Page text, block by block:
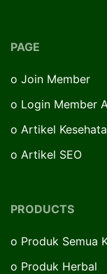
PAGE
o Join Member
o Login Member
o Artikel
o Artikel SEO
PRODUCTS
o Produk Semua
o Produk Herbal